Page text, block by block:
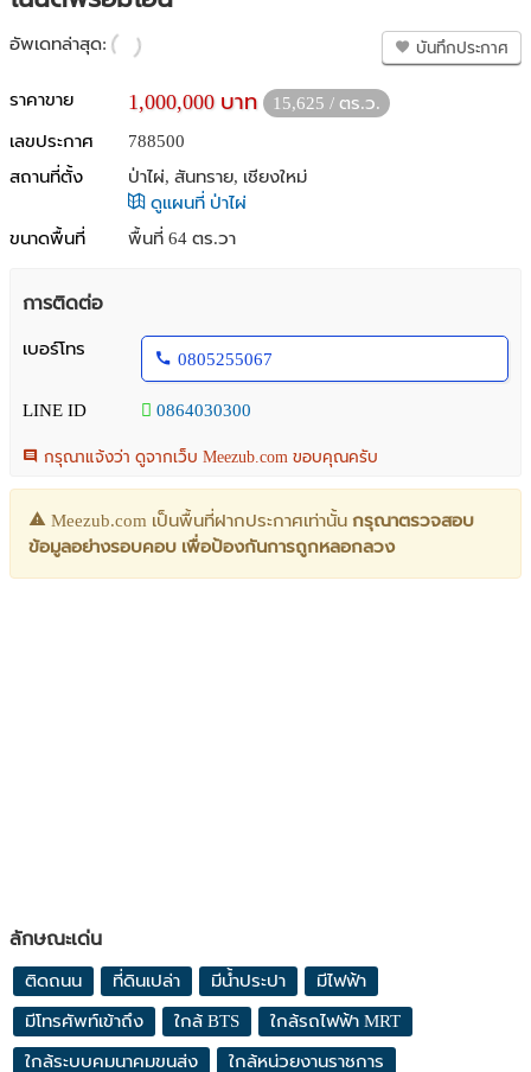
อัพเดทล่าสุด: บันทึกประกาศ
ราคาขาย 1,000,000 บาท
15,625 / ตร.ว.
เลขประกาศ
788500
สถานที่ตั้ง
ป่าไผ่, สันทราย, เชียงใหม่
ดูแผนที่ ป่าไผ่
ขนาดพื้นที่
พื้นที่ 64 ตร.วา
การติดต่อ
เบอร์โทร
0805255067
LINE ID 0864030300
กรุณาแจ้งว่า ดูจากเว็บ Meezub.com ขอบคุณครับ
Meezub.com เป็นพื้นที่ฝากประกาศเท่านั้น กรุณาตรวจสอบ
ข้อมูลอย่างรอบคอบ เพื่อป้องกันการถูกหลอกลวง
ลักษณะเด่น
ติดถนน ที่ดินเปล่า มีน้ำประปา มีไฟฟ้า
มีโทรศัพท์เข้าถึง ใกล้ BTS ใกล้รถไฟฟ้า MRT
ใกล้ระบบคมนาคมขนส่ง ใกล้หน่วยงานราชการ